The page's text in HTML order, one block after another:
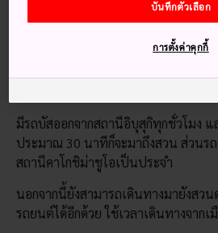
มีรถบัสออกจากสถานีอิบุสุกิทุกชั่วโมง แ
ประมาณ 30 นาทีก็จะมาถึงสวน ส่วนร
สถานีคาโกชิม่าชูโอเป็นประจำ
นอกจากนี้ยังสามารถเดินทางมายังสวน
รถยนต์ได้อีกด้วย ใช้เวลาเดินทางจาก
บันทึกตัวเลือก
การตั้งค่าคุกกี้